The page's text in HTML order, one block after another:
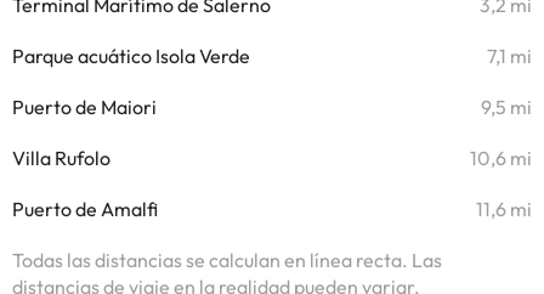
Terminal Marítimo de Salerno 3,2 mi
Parque acuático Isola Verde 7,1 mi
Puerto de Maiori 9,5 mi
Villa Rufolo 10,6 mi
Puerto de Amalfi 11,6 mi
Todas las distancias se calculan en línea recta. Las
distancias de viaje en la realidad pueden variar.